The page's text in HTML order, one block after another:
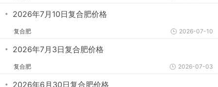
・ 2026年7月10日复合肥价格
复合肥 2026-07-10
・ 2026年7月3日复合肥价格
复合肥 2026-07-03
2026年6月30日复合肥价格